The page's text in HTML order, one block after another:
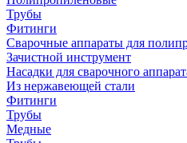
Трубы
Фитинги
Сварочные аппараты для
Зачистной инструмент
Насадки для сварочного
Из нержавеющей стали
Фитинги
Трубы
Медные